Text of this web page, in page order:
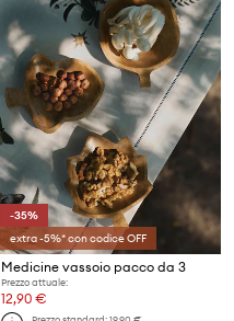
-35%
extra -5%* con codice OFF
Medicine vassoio pacco da 3
Prezzo attuale:
12,90 €